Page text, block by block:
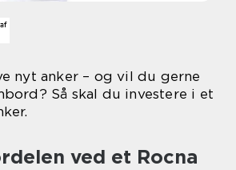
nyt anker – og vil du gerne
Så skal du investere i et
ved et Rocna